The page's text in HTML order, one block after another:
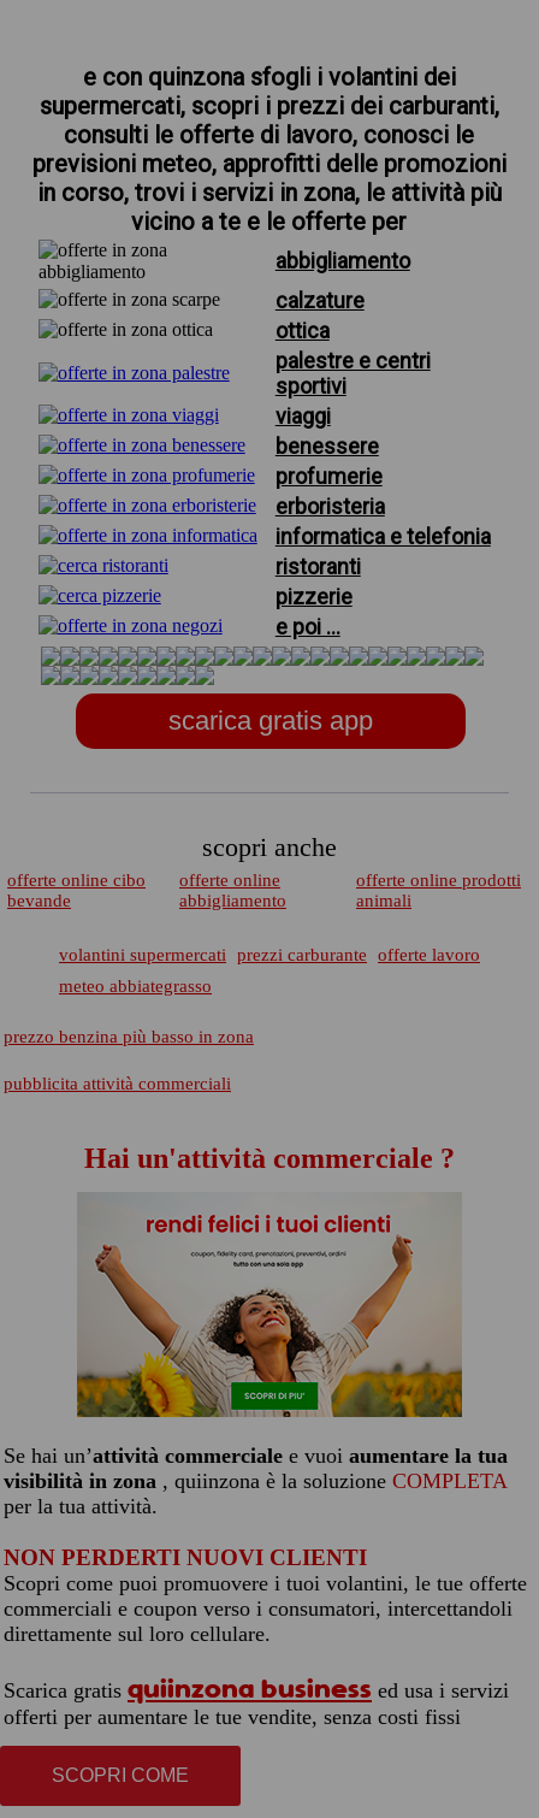
e con quinzona sfogli i volantini dei
supermercati, scopri i prezzi dei carburanti,
consulti le offerte di lavoro, conosci le
previsioni meteo, approfitti delle promozioni
in corso, trovi i servizi in zona, le attività più
vicino a te e le offerte per
abbigliamento
calzature
ottica
palestre e centri
sportivi
viaggi
benessere
profumerie
erboristeria
informatica e telefonia
ristoranti
pizzerie
e poi ...
scarica gratis app
scopri anche
offerte online cibo
bevande
offerte online
abbigliamento
offerte online prodotti
animali
volantini supermercati prezzi carburante
offerte lavoro
meteo abbiategrasso
prezzo benzina più basso in zona
pubblicita attività commerciali
Hai un'attività commerciale ?
Se hai un’attività commerciale e vuoi aumentare la tua
visibilità in zona , quiinzona è la soluzione COMPLETA
per la tua attività.
NON PERDERTI NUOVI CLIENTI
Scopri come puoi promuovere i tuoi volantini, le tue offerte
commerciali e coupon verso i consumatori, intercettandoli
direttamente sul loro cellulare.
Scarica gratis quiinzona business ed usa i servizi
offerti per aumentare le tue vendite, senza costi fissi
SCOPRI COME